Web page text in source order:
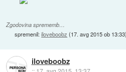
Zgodovina sprememb…
spremenil:iloveboobz (17. avg 2015 ob 13:33)
iloveboobz